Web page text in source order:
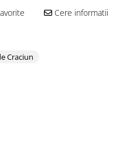
Cere informatii
Craciun